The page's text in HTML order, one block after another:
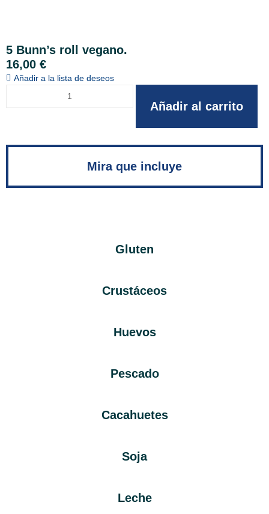
5 Bunn’s roll vegano.
16,00 €
Añadir a la lista de deseos
Añadir al carrito
Mira que incluye
Gluten
Crustáceos
Huevos
Pescado
Cacahuetes
Soja
Leche